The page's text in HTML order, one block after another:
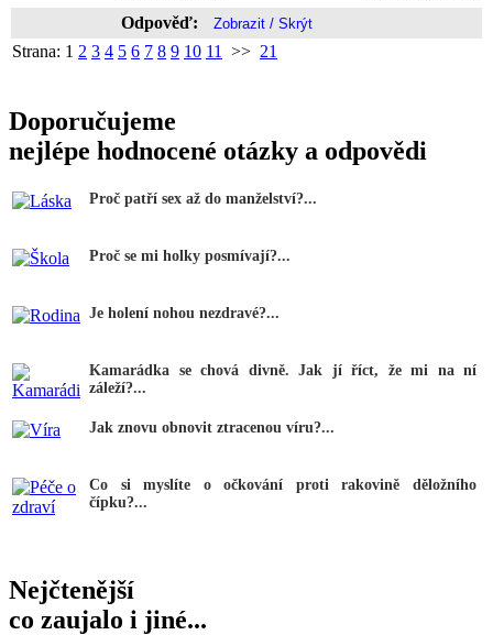
Odpověď:
Strana: 1 2 3 4 5 6 7 8 9 10 11 >> 21
Doporučujeme
nejlépe hodnocené otázky a odpovědi
Proč patří sex až do manželství?...
Proč se mi holky posmívají?...
Je holení nohou nezdravé?...
Kamarádka se chová divně. Jak jí říct, že mi na ní
záleží?...
Jak znovu obnovit ztracenou víru?...
Co si myslíte o očkování proti rakovině děložního
čípku?...
Nejčtenější
co zaujalo i jiné...